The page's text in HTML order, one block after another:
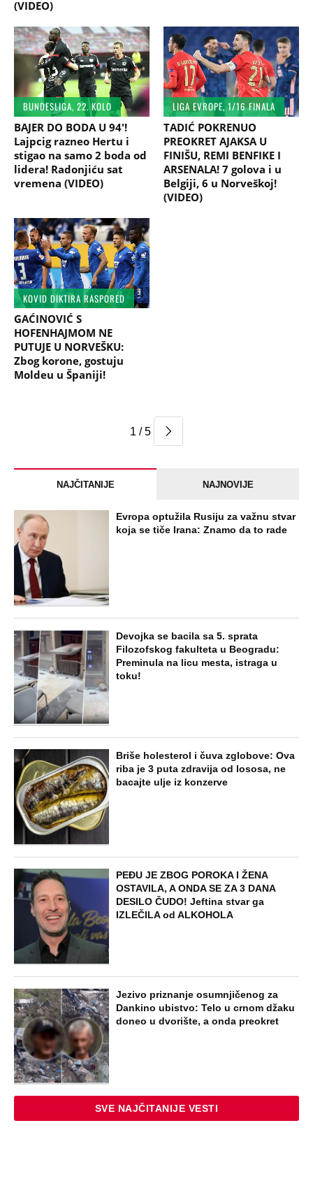
(VIDEO)
BUNDESLIGA, 22. KOLO
BAJER DO BODA U 94'!
Lajpcig razneo Hertu i
stigao na samo 2 boda od
lidera! Radonjiću sat
vremena (VIDEO)
LIGA EVROPE, 1/16 FINALA
TADIĆ POKRENUO
PREOKRET AJAKSA U
FINIŠU, REMI BENFIKE I
ARSENALA! 7 golova i u
Belgiji, 6 u Norveškoj!
(VIDEO)
KOVID DIKTIRA RASPORED
GAĆINOVIĆ S
HOFENHAJMOM NE
PUTUJE U NORVEŠKU:
Zbog korone, gostuju
Moldeu u Španiji!
1 / 5
NAJČITANIJE NAJNOVIJE
Evropa optužila Rusiju za važnu stvar
koja se tiče Irana: Znamo da to rade
Devojka se bacila sa 5. sprata
Filozofskog fakulteta u Beogradu:
Preminula na licu mesta, istraga u
toku!
Briše holesterol i čuva zglobove: Ova
riba je 3 puta zdravija od lososa, ne
bacajte ulje iz konzerve
PEĐU JE ZBOG POROKA I ŽENA
OSTAVILA, A ONDA SE ZA 3 DANA
DESILO ČUDO! Jeftina stvar ga
IZLEČILA od ALKOHOLA
Jezivo priznanje osumnjičenog za
Dankino ubistvo: Telo u crnom džaku
doneo u dvorište, a onda preokret
SVE NAJČITANIJE VESTI